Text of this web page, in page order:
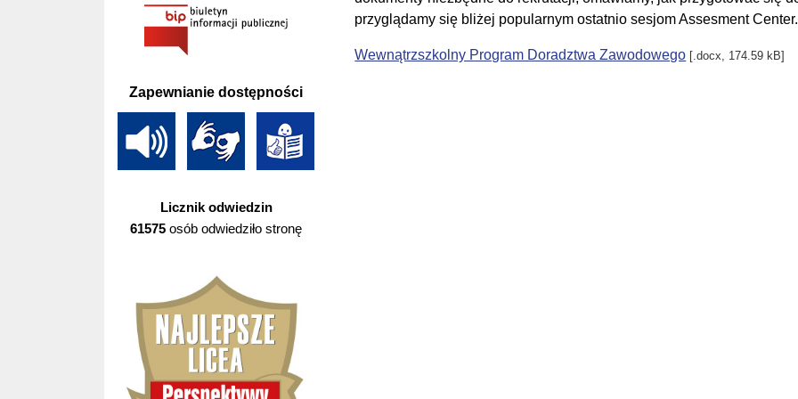
przyglądamy się bliżej popularnym ostatnio sesjom Assesment Center.
Wewnątrzszkolny Program Doradztwa Zawodowego [.docx, 174.59 kB]
Zapewnianie dostępności
Licznik odwiedzin
61575 osób odwiedziło stronę